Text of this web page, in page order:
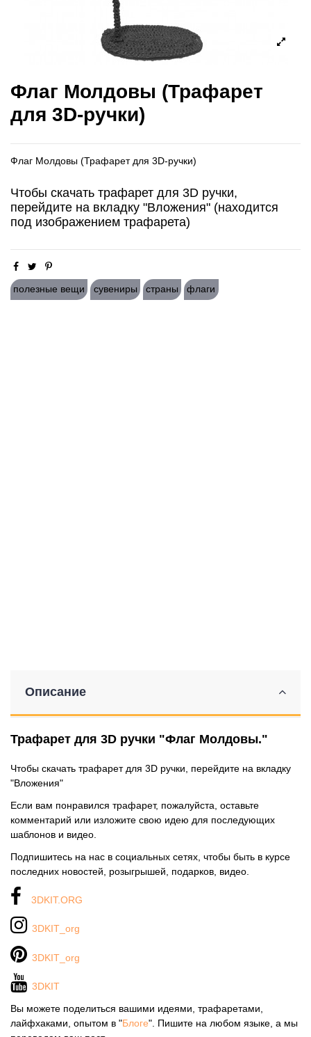
Флаг Молдовы (Трафарет
для 3D-ручки)
Флаг Молдовы (Трафарет для 3D-ручки)
Чтобы скачать трафарет для 3D ручки,
перейдите на вкладку "Вложения" (находится
под изображением трафарета)
полезные вещи сувениры страны флаги
Описание
Трафарет для 3D ручки "Флаг Молдовы."
Чтобы скачать трафарет для 3D ручки, перейдите на вкладку
"Вложения"
Если вам понравился трафарет, пожалуйста, оставьте
комментарий или изложите свою идею для последующих
шаблонов и видео.
Подпишитесь на нас в социальных сетях, чтобы быть в курсе
последних новостей, розыгрышей, подарков, видео.
3DKIT.ORG
3DKIT_org
3DKIT_org
3DKIT
Вы можете поделиться вашими идеями, трафаретами,
лайфхаками, опытом в "Блоге". Пишите на любом языке, а мы